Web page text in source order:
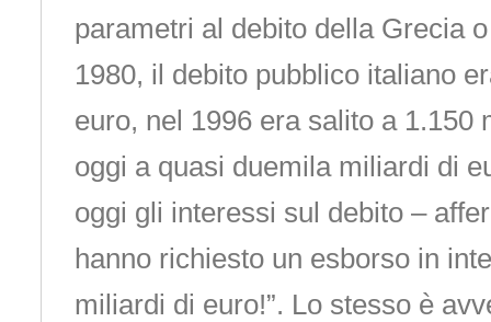
parametri al debito della Grecia
1980, il debito pubblico italiano
euro, nel 1996 era salito a 1.150
oggi a quasi duemila miliardi di
oggi gli interessi sul debito –
hanno richiesto un esborso in
miliardi di euro!”. Lo stesso è